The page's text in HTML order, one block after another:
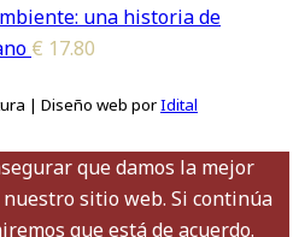
una historia de
€ 17.80
| Diseño web porIdital
que damos la mejor
sitio web. Si continúa
que está de acuerdo.